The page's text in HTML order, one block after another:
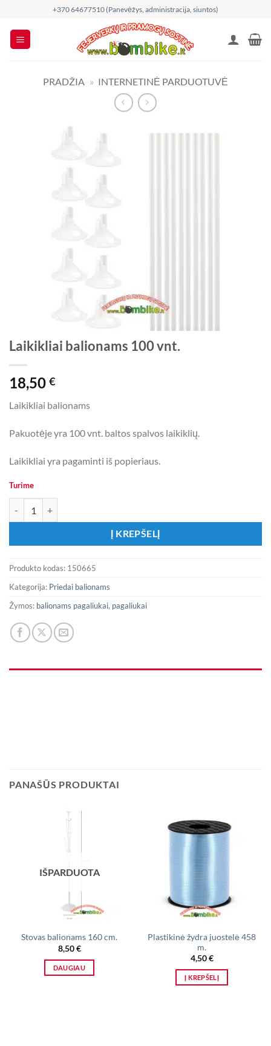
content
+370 64677510 (Panevėžys, administracija, siuntos)
PRADŽIA » INTERNETINĖ PARDUOTUVĖ
Laikikliai balionams 100 vnt.
18,50 €
Laikikliai balionams
Pakuotėje yra 100 vnt. baltos spalvos laikiklių.
Laikikliai yra pagaminti iš popieriaus.
Turime
Į KREPŠELĮ
Produkto kodas: 150665
Kategorija: Priedai balionams
Žymos: balionams pagaliukai, pagaliukai
PANAŠŪS PRODUKTAI
IŠPARDUOTA
Stovas balionams 160 cm.
8,50€
DAUGIAU
Plastikinė žydra juostelė 458
m.
4,50€
Į KREPŠELĮ